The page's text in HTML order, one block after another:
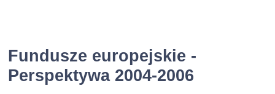
Fundusze europejskie -
Perspektywa 2004-2006